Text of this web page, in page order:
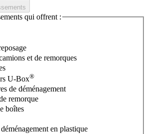
qui offrent :
et de remorques
U-Box®
de déménagement
remorque
boîtes
en plastique